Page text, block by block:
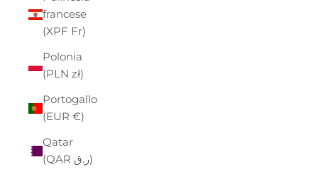
francese
(XPF Fr)
Polonia
(PLN zł)
Portogallo
(EUR €)
Qatar
(QAR ر.ق)